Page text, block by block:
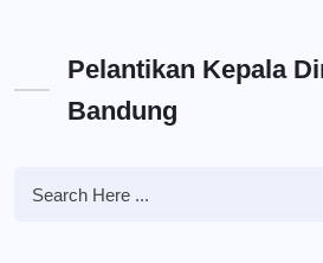
Pelantikan Kepala
Bandung